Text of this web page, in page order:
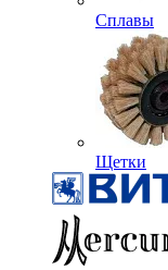
Сплавы
Щетки